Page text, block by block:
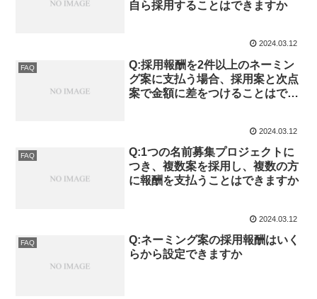
自ら採用することはできますか
2024.03.12
FAQ
Q:採用報酬を2件以上のネーミン
グ案に支払う場合、採用案と次点
案で金額に差をつけることはでき
2024.03.12
FAQ
Q:1つの名前募集プロジェクトに
つき、複数案を採用し、複数の方
に報酬を支払うことはできますか
2024.03.12
FAQ
Q:ネーミング案の採用報酬はいく
らから設定できますか